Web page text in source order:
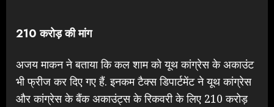
210 करोड़ की मांग
अजय माकन ने बताया कि कल शाम को यूथ कांग्रेस के अकाउंट
भी फ्रीज कर दिए गए हैं. इनकम टैक्स डिपार्टमेंट ने यूथ कांग्रेस
और कांग्रेस के बैंक अकाउंट्स के रिकवरी के लिए 210 करोड़